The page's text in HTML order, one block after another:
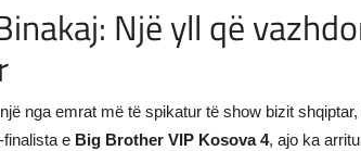
Një yll që
nga emrat më të spikatur të show bizit
e Big Brother VIP Kosova 4, ajo ka